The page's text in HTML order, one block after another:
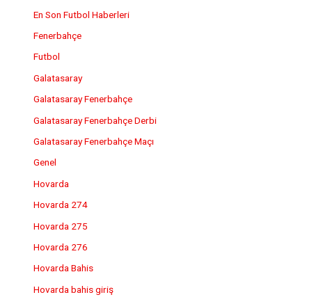
En Son Futbol Haberleri
Fenerbahçe
Futbol
Galatasaray
Galatasaray Fenerbahçe
Galatasaray Fenerbahçe Derbi
Galatasaray Fenerbahçe Maçı
Genel
Hovarda
Hovarda 274
Hovarda 275
Hovarda 276
Hovarda Bahis
Hovarda bahis giriş